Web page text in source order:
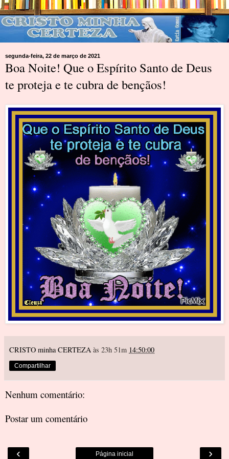
segunda-feira, 22 de março de 2021
Boa Noite! Que o Espírito Santo de Deus
te proteja e te cubra de bençãos!
CRISTO minha CERTEZA às 23h 51m 14:50:00
Compartilhar
Nenhum comentário:
Postar um comentário
‹ ›
Página inicial